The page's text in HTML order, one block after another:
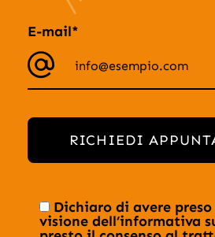
E-mail*
RICHIEDI
Dichiaro di avere
visione dell’informativa